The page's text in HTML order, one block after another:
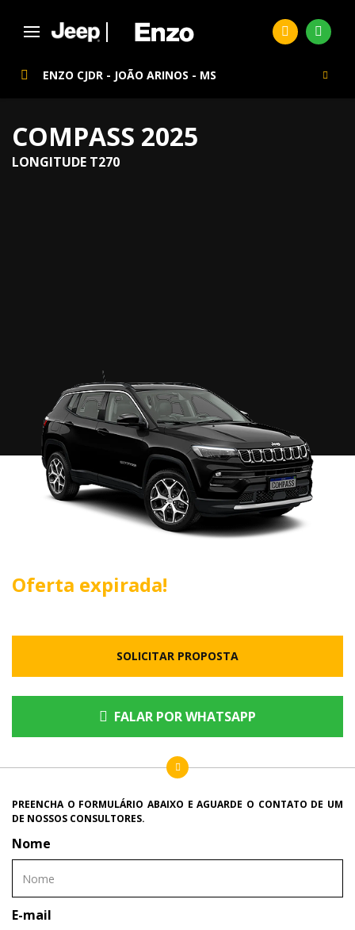
ENZO CJDR - JOÃO ARINOS - MS
COMPASS 2025
LONGITUDE T270
Oferta expirada!
SOLICITAR PROPOSTA
FALAR POR WHATSAPP
PREENCHA O FORMULÁRIO ABAIXO E AGUARDE O CONTATO DE UM
DE NOSSOS CONSULTORES.
Nome
E-mail